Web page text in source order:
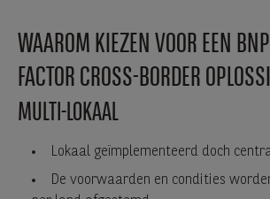
WAAROM KIEZEN VOOR EEN
FACTOR CROSS-BORDER
MULTI-LOKAAL
Lokaal geïmplementeerd doch
De voorwaarden en condities